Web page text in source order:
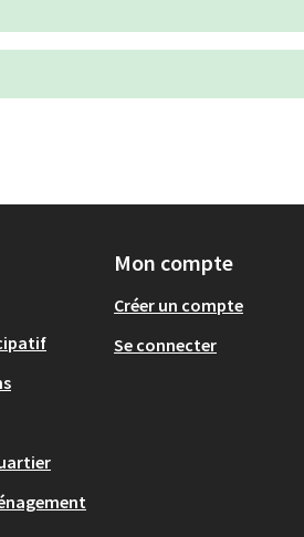
Mon compte
Créer un compte
Se connecter